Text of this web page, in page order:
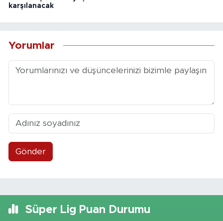
karşılanacak
Yorumlar
Gönder
Süper Lig Puan Durumu